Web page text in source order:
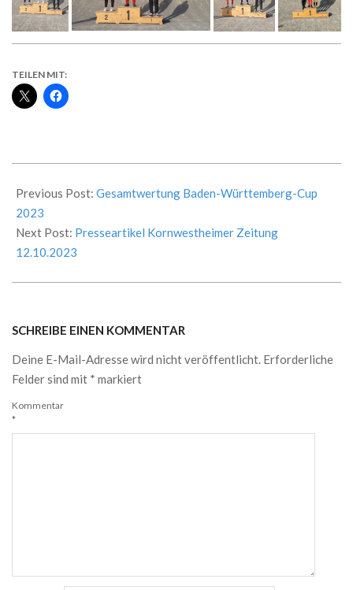
TEILEN MIT:
10-
11
Previous Post: Gesamtwertung Baden-Württemberg-Cup
2023
Next Post: Presseartikel Kornwestheimer Zeitung
12.10.2023
SCHREIBE EINEN KOMMENTAR
Deine E-Mail-Adresse wird nicht veröffentlicht. Erforderliche
Felder sind mit * markiert
Kommentar
*